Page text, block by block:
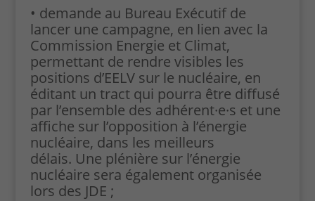
• demande au Bureau Exécutif de
lancer une campagne, en lien avec la
Commission Energie et Climat,
permettant de rendre visibles les
positions d’EELV sur le nucléaire, en
éditant un tract qui pourra être diffusé
par l’ensemble des adhérent·e·s et une
affiche sur l’opposition à l’énergie
nucléaire, dans les meilleurs
délais. Une plénière sur l’énergie
nucléaire sera également organisée
lors des JDE ;
que les
contenus
externes à
notre site
s'affichent
(vidéos,
documents...)